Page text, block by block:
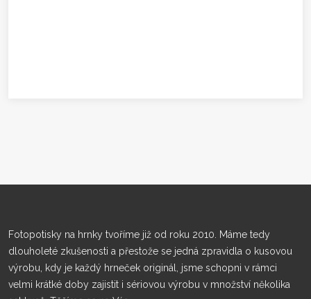
Fotopotisky na hrnky tvoříme již od roku 2010. Máme tedy
dlouholeté zkušenosti a přestože se jedná zpravidla o kusovou
výrobu, kdy je každý hrneček originál, jsme schopni v rámci
velmi krátké doby zajistit i sériovou výrobu v množství několika